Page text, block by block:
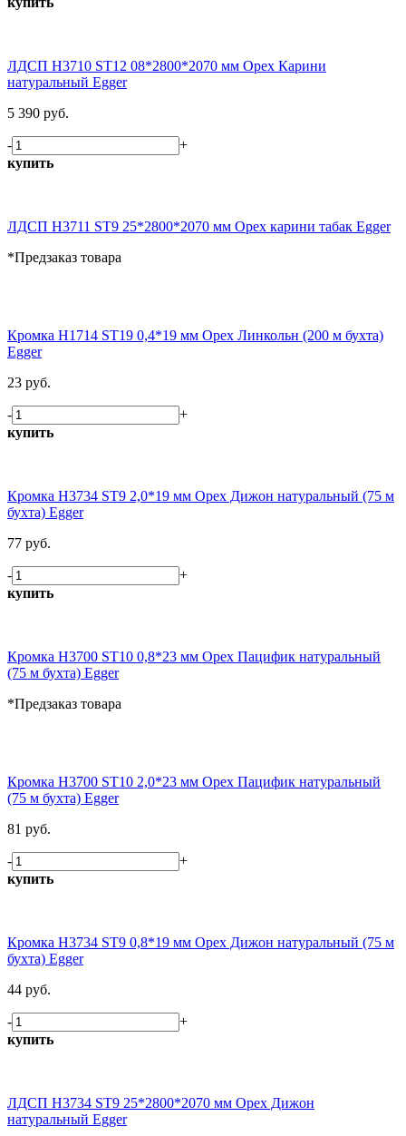
ЛДСП H3710 ST12 08*2800*2070 мм Орех Карини
натуральный Egger
5 390 руб.
-
+
купить
ЛДСП H3711 ST9 25*2800*2070 мм Орех карини табак Egger
*Предзаказ товара
Кромка H1714 ST19 0,4*19 мм Орех Линкольн (200 м бухта)
Egger
23 руб.
-
+
купить
Кромка H3734 ST9 2,0*19 мм Орех Дижон натуральный (75 м
бухта) Egger
77 руб.
-
+
купить
Кромка H3700 ST10 0,8*23 мм Орех Пацифик натуральный
(75 м бухта) Egger
*Предзаказ товара
Кромка H3700 ST10 2,0*23 мм Орех Пацифик натуральный
(75 м бухта) Egger
81 руб.
-
+
купить
Кромка H3734 ST9 0,8*19 мм Орех Дижон натуральный (75 м
бухта) Egger
44 руб.
-
+
купить
ЛДСП H3734 ST9 25*2800*2070 мм Орех Дижон
натуральный Egger